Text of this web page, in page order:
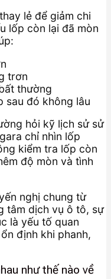
lẻ để giảm chi
lốp còn lại đã mòn
trơn
thường
sau đó không lâu
hỏi kỹ lịch sử sử
chỉ nhìn lốp
kiểm tra lốp còn
độ mòn và tình
nghị chung từ
tâm dịch vụ ô tô, sự
là yếu tố quan
định khi phanh,
như thế nào về